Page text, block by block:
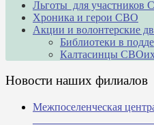
Льготы для участников
Хроника и герои СВО
Акции и волонтерские
Библиотеки в
Калтасинцы
Новости наших филиалов
Межпоселенческая